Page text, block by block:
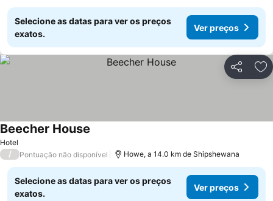
Selecione as datas para ver os preços
exatos.
Ver preços
Partilhar
Hotel
Beecher House
/ Pontuação não disponível Howe, a 14.0 km de Shipshewana
Selecione as datas para ver os preços
exatos.
Ver preços